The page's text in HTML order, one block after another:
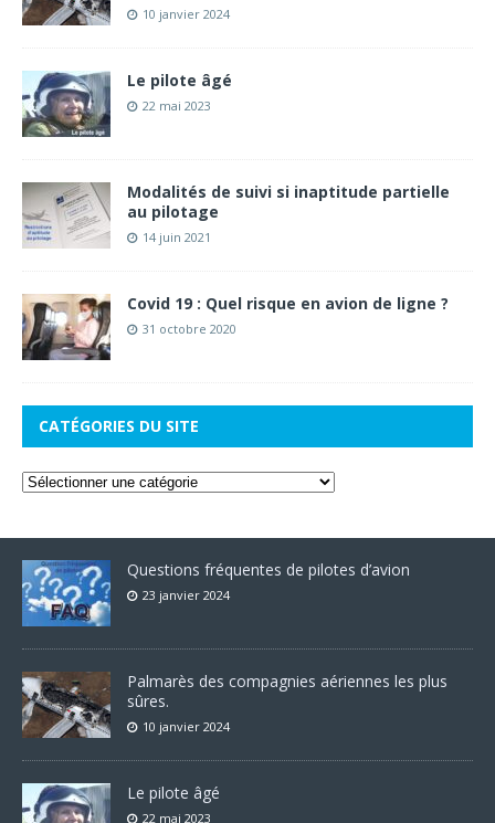
10 janvier 2024
Le pilote âgé
22 mai 2023
Modalités de suivi si inaptitude partielle
au pilotage
14 juin 2021
Covid 19 : Quel risque en avion de ligne ?
31 octobre 2020
CATÉGORIES DU SITE
Questions fréquentes de pilotes d’avion
23 janvier 2024
Palmarès des compagnies aériennes les plus
sûres.
10 janvier 2024
Le pilote âgé
22 mai 2023